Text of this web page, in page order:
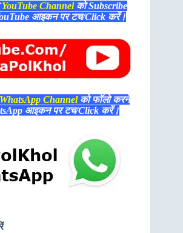
YouTube Channelको Subscribe
आइकन पर टच/Click करें।
Channelको फॉलो करने
आइकन पर टच/Click करें।